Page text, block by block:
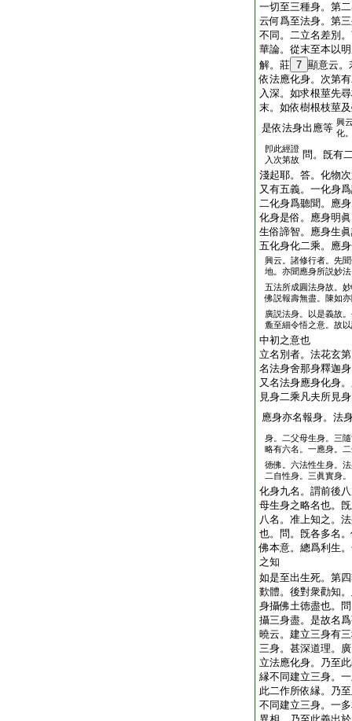
一切至三種身。第
云何爲至法身。第
不同。二立名差別
華論。從末至本以
解。莊 7 顯意云。
依法應化身。次第
入深。如求根莖先
末。如依樹根枝莖
是依法身出應等 興
化
卽此經證
入次第故 問。旣有
淺起耶。答。化物
又有五義。一化身
二化身爲聽聞。應
化身是俗。應身明
生俗諦智。應身生
五化身化二乘。應
興云。諸修行者。先
地。亦聞應身所説妙
五法所成圓法身故。
佛説報壽無盡。陳如
廣説法身。以是義故
麁至細令悟之意。故
中初之意也
立名別者。法花玄
名法身舍那身釋迦
又名法身應身化身
見身二乘凡夫所見
應身亦名報身。法
身。二父母生身。三
略有六名。一應身。
徳佛。六法性生身。
二自性身。三眞實身
化身九名。謂前後
母生身之略名也。
八名。准上知之。
也。問。旣各多名
佛本意。總爲利生
之知
如是至出生死。第
歎體。後對衆勸知
身攝佛土徳盡也。
攝三身盡。是故名
曉云。建立三身有
三身。甚深道理。
立法應化身。乃至
縁不同建立三身。
此二作所依縁。乃
不同建立三身。一